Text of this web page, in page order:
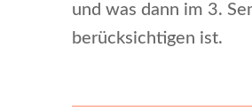
und was dann im 3.
berücksichtigen ist.